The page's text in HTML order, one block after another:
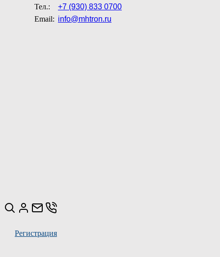
Тел.:
+7 (930) 833 0700
Email: info@mhtron.ru
Регистрация